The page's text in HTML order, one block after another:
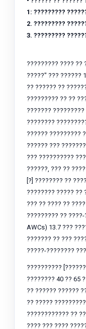
1: ?????????
2. ?????????
3. ?????????
????????? ???? ??
?????" ??? ??????
?? ?????? ??
????????? ?? ??
???????
????????
?????? ?????????
?????? ???
??? ??????????
??????, ??? ??
[?] ???????? ??
???????? ????? ??
??? ?? ???? ??
????????? ??
AWCs) 13.7 ???
??????? ?? ???
?????-????????
??????????
???????? 40 ?? 65
?? ?????? ??????
?? ?????
???????????? ??
???? ??? ????